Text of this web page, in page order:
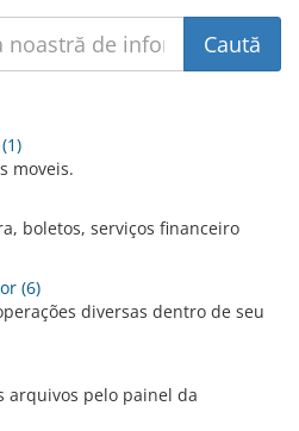
moveis.
boletos, serviços financeiro
(6)
diversas dentro de seu
arquivos pelo painel da